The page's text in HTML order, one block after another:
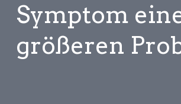
Betroffene
in
die
Illegalität
Symptom
größeren